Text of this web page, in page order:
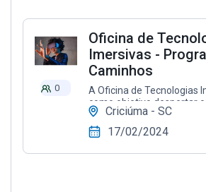
0
Oficina de
Imersivas -
Caminhos
A Oficina de Tecnologias
como objetivo despertar
crianças e adolescentes
promovendo um espaço
contato com tecnologias e
Criciúma - SC
17/02/2024